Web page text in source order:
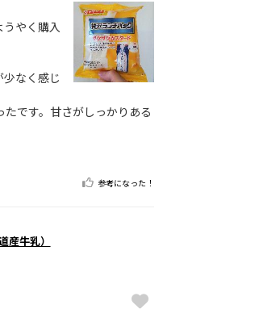
やく購入
なく感じ
です。甘さがしっかりある
参考になった！
産牛乳）